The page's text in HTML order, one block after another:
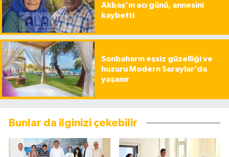
Akbaş’ın acı günü, annesini
kaybetti
Sonbaharın eşsiz güzelliği ve
huzuru Modern Saraylar’da
yaşanır
Bunlar da ilginizi çekebilir